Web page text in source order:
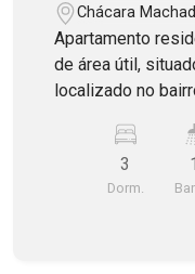
Chácara
Apartamento
de área útil,
localizado no
armários, sala
o 3 dormitório),
armários, área
3
Dorm.
1